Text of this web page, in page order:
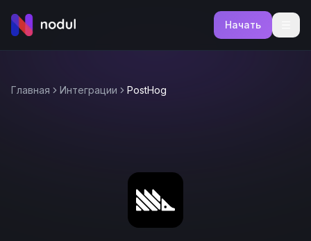
Начать
Главная Интеграции PostHog